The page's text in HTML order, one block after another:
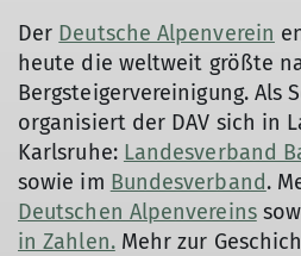
Der Deutsche Alpenverein
heute die weltweit größte
Bergsteigervereinigung. Als
organisiert der DAV sich in
Karlsruhe: Landesverband
sowie im Bundesverband.
Deutschen Alpenvereins
in Zahlen.Mehr zur